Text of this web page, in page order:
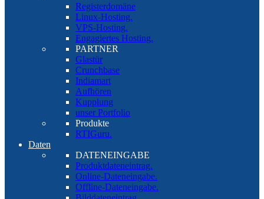
Registerdomäne
Linux-Hosting.
VPS-Hosting.
Engagiertes Hosting.
PARTNER
Glastür
Crunchbase
Indiamart
Aufhören
Kupplung
unser Portfolio
Produkte
RTIGuru.
Daten
DATENEINGABE
Produktdateneintrag.
Online-Dateneingabe.
Offline-Dateneingabe.